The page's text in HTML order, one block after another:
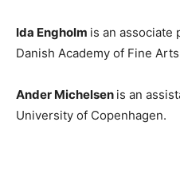
Ida Engholm is an associate
Danish Academy of Fine
Ander Michelsen is an
University of Copenhagen.